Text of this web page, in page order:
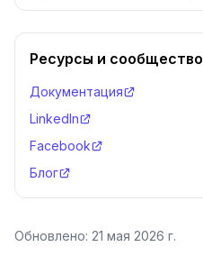
Ресурсы и сообщество
Документация
LinkedIn
Facebook
Блог
Обновлено: 21 мая 2026 г.